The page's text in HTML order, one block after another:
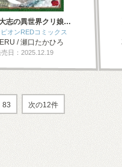
志の異世界クリ娘…
オンREDコミックス
/ 瀬口たかひろ
売日：2025.12.19
83 次の12件